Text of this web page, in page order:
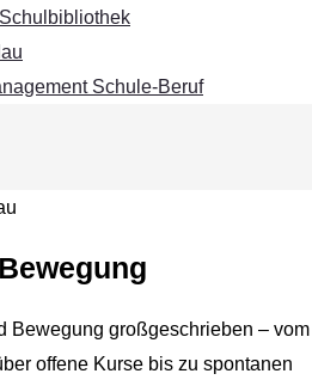
Schule‐Beruf
Bewegung großgeschrieben – vom
offene Kurse bis zu spontanen